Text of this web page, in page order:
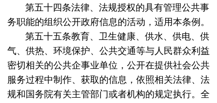
第五十四条法律、法规授权的具有管理公共事
务职能的组织公开政府信息的活动，适用本条例。
第五十五条教育、卫生健康、供水、供电、供
气、供热、环境保护、公共交通等与人民群众利益
密切相关的公共企事业单位，公开在提供社会公共
服务过程中制作、获取的信息，依照相关法律、法
规和国务院有关主管部门或者机构的规定执行。全